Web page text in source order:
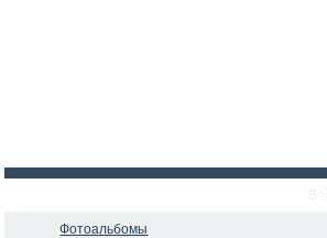
Фотоальбомы